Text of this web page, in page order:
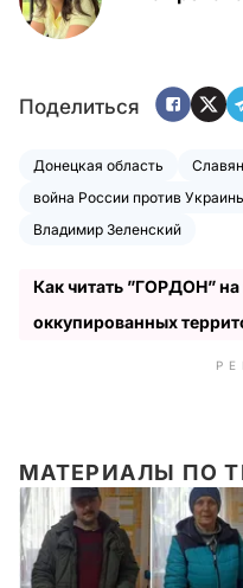
Поделиться
Донецкая область
война России против
Владимир Зеленский
Как читать ”ГОРДОН”
оккупированных
МАТЕРИАЛЫ ПО